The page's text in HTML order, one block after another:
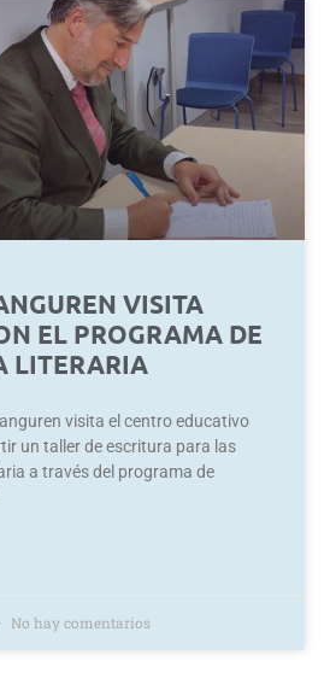
VISITA
EL PROGRAMA DE
LITERARIA
visita el centro educativo
un taller de escritura para las
a través del programa de
No hay comentarios